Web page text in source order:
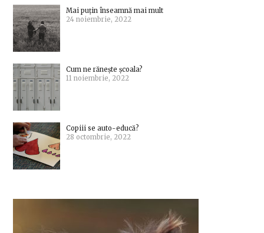
Mai puțin înseamnă mai mult
24 noiembrie, 2022
Cum ne rănește școala?
11 noiembrie, 2022
Copiii se auto-educă?
28 octombrie, 2022